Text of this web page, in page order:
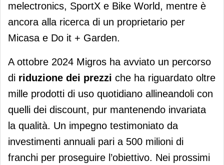
melectronics, SportX e Bike World, mentre è
ancora alla ricerca di un proprietario per
Micasa e Do it + Garden.
A ottobre 2024 Migros ha avviato un percorso
di riduzione dei prezzi che ha riguardato oltre
mille prodotti di uso quotidiano allineandoli con
quelli dei discount, pur mantenendo invariata
la qualità. Un impegno testimoniato da
investimenti annuali pari a 500 milioni di
franchi per proseguire l’obiettivo. Nei prossimi